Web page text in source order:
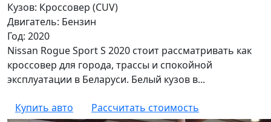
Кузов: Кроссовер (CUV)
Двигатель: Бензин
Год: 2020
Nissan Rogue Sport S 2020 стоит рассматривать как
кроссовер для города, трассы и спокойной
эксплуатации в Беларуси. Белый кузов в...
Купить авто Рассчитать стоимость